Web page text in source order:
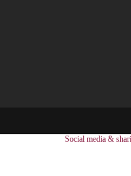
Social media &